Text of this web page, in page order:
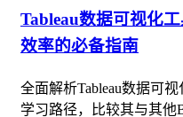
Tableau数据可视化
效率的必备指南
全面解析Tableau数据可
学习路径，比较其与其